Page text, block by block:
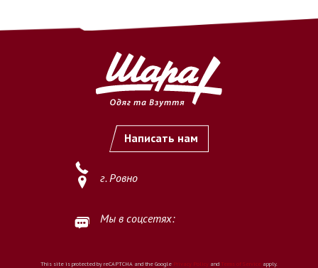
Написать нам
г. Ровно
Мы в соцсетях:
This site is protected by reCAPTCHA and the Google Privacy Policy and Terms of Service apply.